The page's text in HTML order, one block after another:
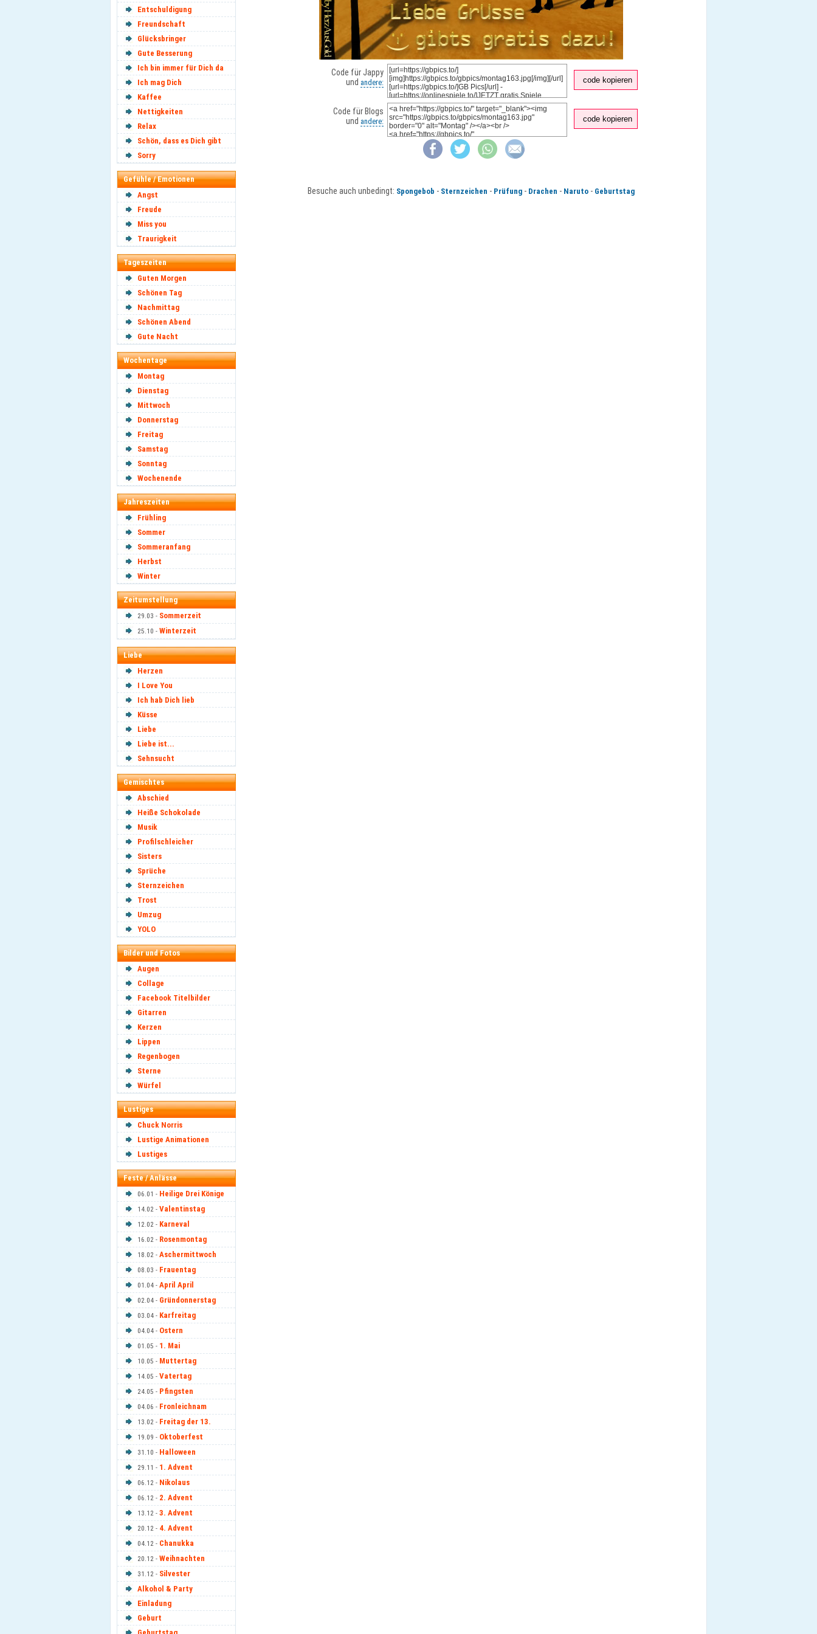
Entschuldigung
Freundschaft
Glücksbringer
Gute Besserung
Ich bin immer für Dich da
Ich mag Dich
Kaffee
Nettigkeiten
Relax
Schön, dass es Dich gibt
Sorry
Gefühle / Emotionen
Angst
Freude
Miss you
Traurigkeit
Tageszeiten
Guten Morgen
Schönen Tag
Nachmittag
Schönen Abend
Gute Nacht
Wochentage
Montag
Dienstag
Mittwoch
Donnerstag
Freitag
Samstag
Sonntag
Wochenende
Jahreszeiten
Frühling
Sommer
Sommeranfang
Herbst
Winter
Zeitumstellung
29.03 - Sommerzeit
25.10 - Winterzeit
Liebe
Herzen
I Love You
Ich hab Dich lieb
Küsse
Liebe
Liebe ist...
Sehnsucht
Gemischtes
Abschied
Heiße Schokolade
Musik
Profilschleicher
Sisters
Sprüche
Sternzeichen
Trost
Umzug
YOLO
Bilder und Fotos
Augen
Collage
Facebook Titelbilder
Gitarren
Kerzen
Lippen
Regenbogen
Sterne
Würfel
Lustiges
Chuck Norris
Lustige Animationen
Lustiges
Feste / Anlässe
06.01 - Heilige Drei Könige
14.02 - Valentinstag
12.02 - Karneval
16.02 - Rosenmontag
18.02 - Aschermittwoch
08.03 - Frauentag
01.04 - April April
02.04 - Gründonnerstag
03.04 - Karfreitag
04.04 - Ostern
01.05 - 1. Mai
10.05 - Muttertag
14.05 - Vatertag
24.05 - Pfingsten
04.06 - Fronleichnam
13.02 - Freitag der 13.
19.09 - Oktoberfest
31.10 - Halloween
29.11 - 1. Advent
06.12 - Nikolaus
06.12 - 2. Advent
13.12 - 3. Advent
20.12 - 4. Advent
04.12 - Chanukka
20.12 - Weihnachten
31.12 - Silvester
Alkohol & Party
Einladung
Geburt
Code für Jappy
und andere: code kopieren
Code für Blogs
und andere: code kopieren
Besuche auch unbedingt: Spongebob - Sternzeichen - Prüfung- Drachen - Naruto- Geburtstag